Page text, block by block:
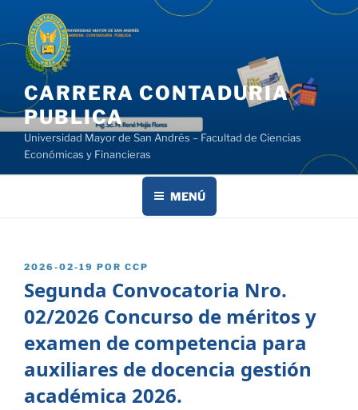
contenido
CARRERA CONTADURIA
PUBLICA
Universidad Mayor de San Andrés – Facultad de Ciencias
Económicas y Financieras
MENÚ
PUBLICADO
2026-02-19 POR CCP
Segunda Convocatoria Nro.
02/2026 Concurso de méritos y
examen de competencia para
auxiliares de docencia gestión
académica 2026.